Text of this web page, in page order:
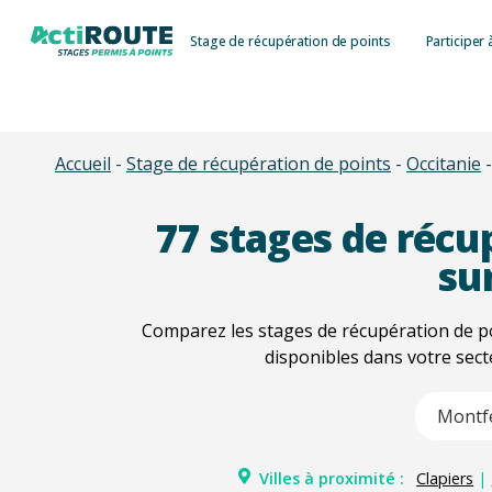
Stage de récupération de points Participer
Accueil - Stage de récupération de points - Occitanie -
77 stages de
Comparez les stages de récupération de
disponibles dans votre
Villes à proximité : Clapiers |